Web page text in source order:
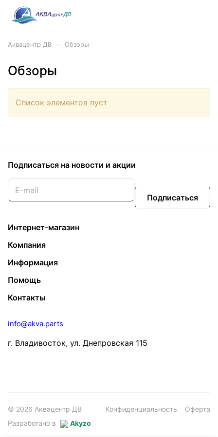
Аквацентр ДВ Обзоры
Обзоры
Список элементов пуст
Подписаться на новости и акции
Подписаться
Интернет-магазин
Компания
Информация
Помощь
Контакты
info@akva.parts
г. Владивосток, ул. Днепровская 115
© 2026 Аквацентр ДВ Конфиденциальность
Оферта
Разработано в
Akyzo